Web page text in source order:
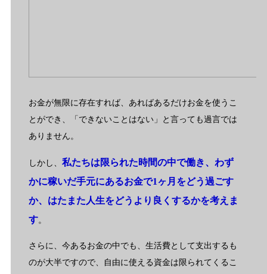
お金が無限に存在すれば、あればあるだけお金を使うこ
とができ、「できないことはない」と言っても過言では
ありません。
しかし、 私たちは限られた時間の中で働き、わず
かに稼いだ手元にあるお金で1ヶ月をどう過ごす
か、はたまた人生をどうより良くするかを考えま
す。
さらに、今あるお金の中でも、生活費として支出するも
のが大半ですので、自由に使える資金は限られてくるこ